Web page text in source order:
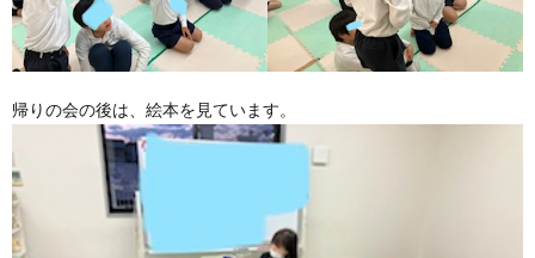
帰りの会の後は、絵本を見ています。